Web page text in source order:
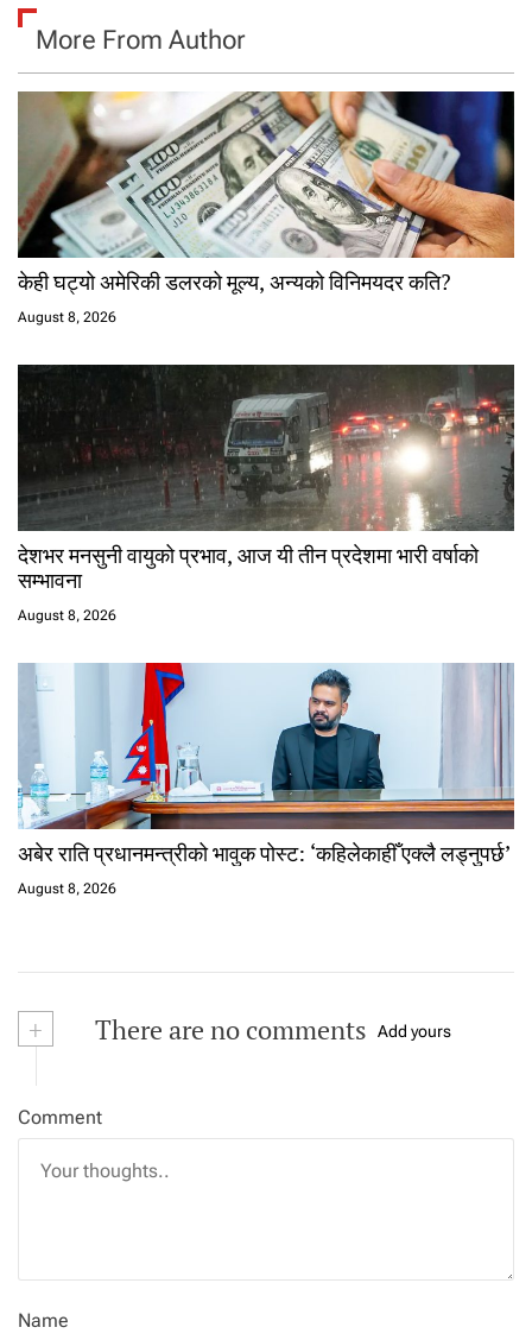
More From Author
केही घट्यो अमेरिकी डलरको मूल्य, अन्यको विनिमयदर कति?
August 8, 2026
देशभर मनसुनी वायुको प्रभाव, आज यी तीन प्रदेशमा भारी वर्षाको
सम्भावना
August 8, 2026
अबेर राति प्रधानमन्त्रीको भावुक पोस्ट: ‘कहिलेकाहीँ एक्लै लड्नुपर्छ’
August 8, 2026
+ There are no comments Add yours
Comment
Name